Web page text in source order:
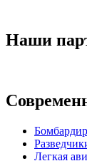
Наши
Легкая